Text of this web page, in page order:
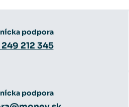
podpora
249 212 345
podpora